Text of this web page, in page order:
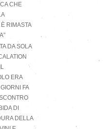
CHE
RIMASTA
DA SOLA
ERA
FA
DI
DELLA